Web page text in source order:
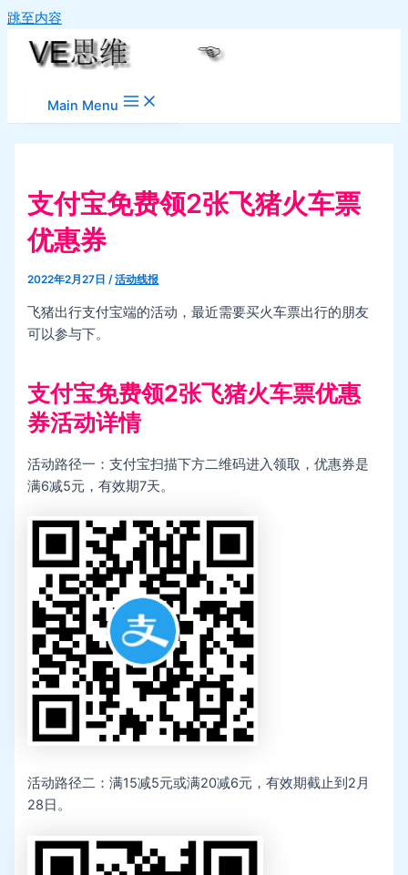
跳至内容
Main Menu
支付宝免费领2张飞猪火车票
优惠券
2022年2月27日/活动线报
飞猪出行支付宝端的活动，最近需要买火车票出行的朋友
可以参与下。
支付宝免费领2张飞猪火车票优惠
券活动详情
活动路径一：支付宝扫描下方二维码进入领取，优惠券是
满6减5元，有效期7天。
活动路径二：满15减5元或满20减6元，有效期截止到2月
28日。